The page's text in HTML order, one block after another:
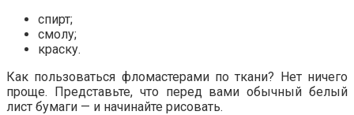
спирт;
смолу;
краску.
Как пользоваться фломастерами по ткани? Нет ничего
проще. Представьте, что перед вами обычный белый
лист бумаги — и начинайте рисовать.